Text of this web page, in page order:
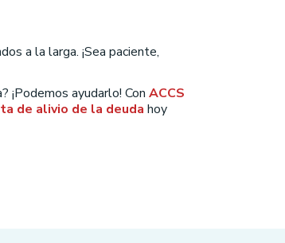
a la larga. ¡Sea paciente,
¡Podemos ayudarlo! Con ACCS
de alivio de la deuda hoy